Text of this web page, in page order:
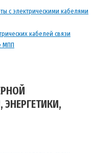
с электрическими кабелями
кабелей связи
МПП